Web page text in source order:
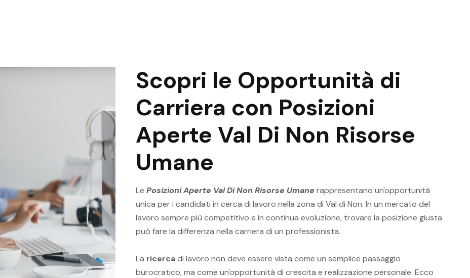
Scopri le Opportunità di
Carriera con Posizioni
Aperte Val Di Non Risorse
Umane
Le Posizioni Aperte Val Di Non Risorse Umane rappresentano un'opportunità
unica per i candidati in cerca di lavoro nella zona di Val di Non. In un mercato del
lavoro sempre più competitivo e in continua evoluzione, trovare la posizione giusta
può fare la differenza nella carriera di un professionista.
La ricercadi lavoro non deve essere vista come un semplice passaggio
burocratico, ma come un'opportunità di crescita e realizzazione personale. Ecco